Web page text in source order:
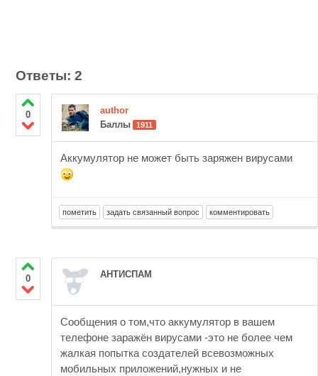
Ответы: 2
0
author
Баллы
1911
Аккумулятор не может быть заряжен вирусами
0 АНТИСПАМ
Сообщения о том,что аккумулятор в вашем
телефоне заражён вирусами -это не более чем
жалкая попытка создателей всевозможных
мобильных приложений,нужных и не